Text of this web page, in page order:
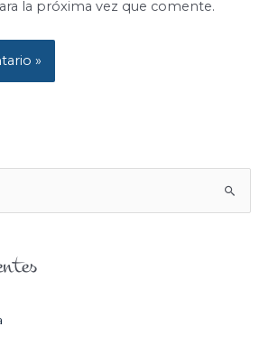
la próxima vez que comente.